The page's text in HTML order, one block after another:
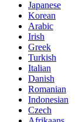
Japanese
Korean
Arabic
Irish
Greek
Turkish
Italian
Danish
Romanian
Indonesian
Czech